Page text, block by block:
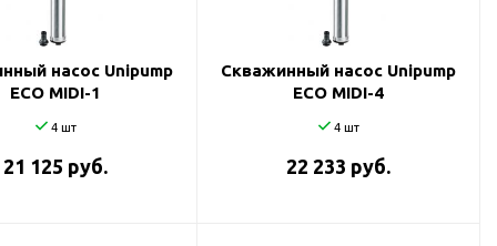
насос Unipump
ECO MIDI-1
4 шт
21 125 руб.
Скважинный насос Unipump
ECO MIDI-4
4 шт
22 233 руб.